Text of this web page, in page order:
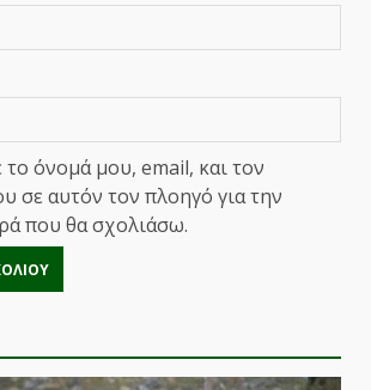
όνομά μου, email, και τον
σε αυτόν τον πλοηγό για την
που θα σχολιάσω.